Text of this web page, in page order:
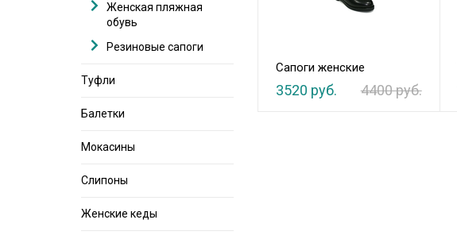
Сапоги женские
3520 руб. 4400 руб.
Женская пляжная
обувь
Резиновые сапоги
Туфли
Балетки
Мокасины
Слипоны
Женские кеды